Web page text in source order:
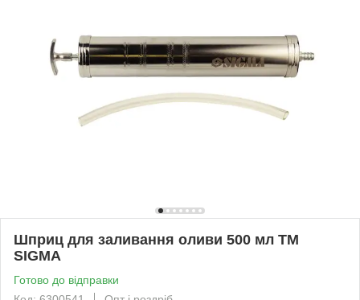
Шприц для заливання оливи 500 мл ТМ
SIGMA
Готово до відправки